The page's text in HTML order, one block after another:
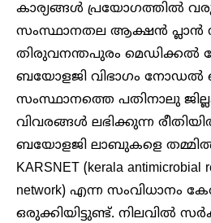
കാര്യങ്ങൾ പ്രയോഗത്തിൽ
സംസ്ഥാനതല ആക്ഷൻ പ്ലാൻ
തിരുവനന്തപുരം മെഡിക്കൽ
ബയോളജി വിഭാഗം നോഡൽ
സംസ്ഥാനത്തെ പതിനാലു
വിവരങ്ങൾ ലഭിക്കുന്ന
ബയോളജി ലാബുകളെ തമ്മിൽ
KARSNET (kerala antimicrobial
network) എന്ന സംവിധാനം
ഒരുക്കിയിട്ടുണ്ട്. നിലവിൽ